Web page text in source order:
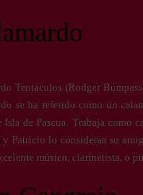
Tentáculos (Rodger
se ha referido como un
Isla de Pascua. Trabaja como
y Patricio lo consideran su
músico, clarinetista, o